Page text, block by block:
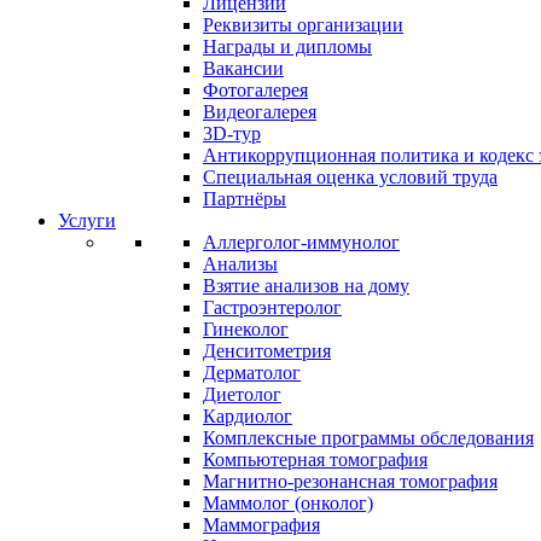
Реквизиты организации
Награды и дипломы
Вакансии
Фотогалерея
Видеогалерея
3D-тур
Антикоррупционная политика и кодекс
Специальная оценка условий труда
Партнёры
Услуги
Аллерголог-иммунолог
Анализы
Взятие анализов на дому
Гастроэнтеролог
Гинеколог
Денситометрия
Дерматолог
Диетолог
Кардиолог
Комплексные программы обследования
Компьютерная томография
Магнитно-резонансная томография
Маммолог (онколог)
Маммография